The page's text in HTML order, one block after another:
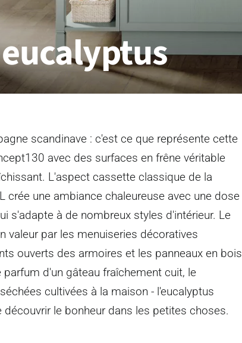
scandinave : c'est ce que représente cette
avec des surfaces en frêne véritable
L'aspect cassette classique de la
crée une ambiance chaleureuse avec une dose
s'adapte à de nombreux styles d'intérieur. Le
valeur par les menuiseries décoratives
ouverts des armoires et les panneaux en bois
d'un gâteau fraîchement cuit, le
cultivées à la maison - l'eucalyptus
découvrir le bonheur dans les petites choses.